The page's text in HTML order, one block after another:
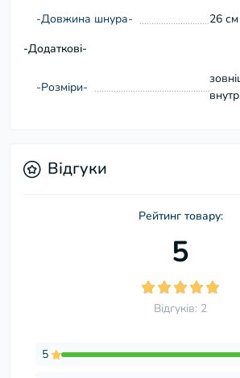
-Довжина шнура-
26 см
-Додаткові-
-Розміри-
Відгуки
Рейтинг товару:
5
Відгуків: 2
5